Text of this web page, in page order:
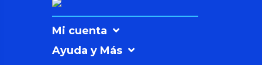
Mi cuenta
Ayuda y Más